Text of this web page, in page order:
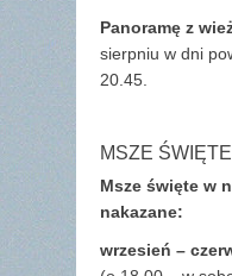
Panoramę z
sierpniu w dni
20.45.
MSZE
Msze święte w
nakazane:
wrzesień –